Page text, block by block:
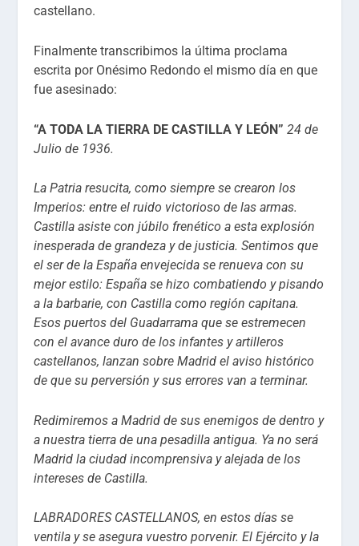
castellano.
Finalmente transcribimos la última proclama
escrita por Onésimo Redondo el mismo día en que
fue asesinado:
“A TODA LA TIERRA DE CASTILLA Y LEÓN” 24 de
Julio de 1936.
La Patria resucita, como siempre se crearon los
Imperios: entre el ruido victorioso de las armas.
Castilla asiste con júbilo frenético a esta explosión
inesperada de grandeza y de justicia. Sentimos que
el ser de la España envejecida se renueva con su
mejor estilo: España se hizo combatiendo y pisando
a la barbarie, con Castilla como región capitana.
Esos puertos del Guadarrama que se estremecen
con el avance duro de los infantes y artilleros
castellanos, lanzan sobre Madrid el aviso histórico
de que su perversión y sus errores van a terminar.
Redimiremos a Madrid de sus enemigos de dentro y
a nuestra tierra de una pesadilla antigua. Ya no será
Madrid la ciudad incomprensiva y alejada de los
intereses de Castilla.
LABRADORES CASTELLANOS, en estos días se
ventila y se asegura vuestro porvenir. El Ejército y la